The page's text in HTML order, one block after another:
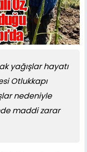
yağışlar hayatı
Otlukkapı
nedeniyle
maddi zarar